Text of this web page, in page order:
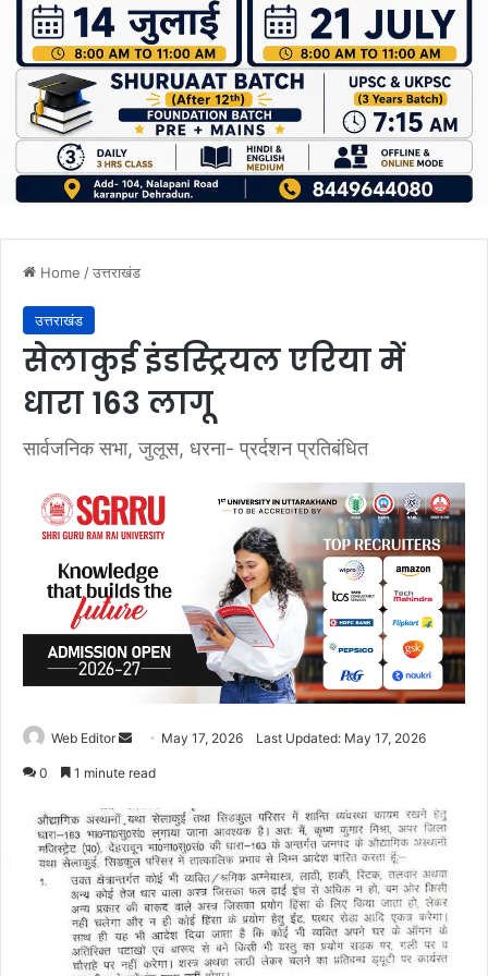
Home /उत्तराखंड
उत्तराखंड
सेलाकुई इंडस्ट्रियल एरिया में
धारा 163 लागू
सार्वजनिक सभा, जुलूस, धरना- प्रर्दशन प्रतिबंधित
Web Editor
d
a
n
e
m
a
May 17, 2026 Last Updated: May 17, 2026
0 1 minute read